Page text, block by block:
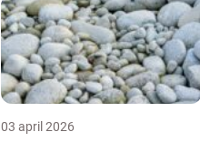
03 april 2026